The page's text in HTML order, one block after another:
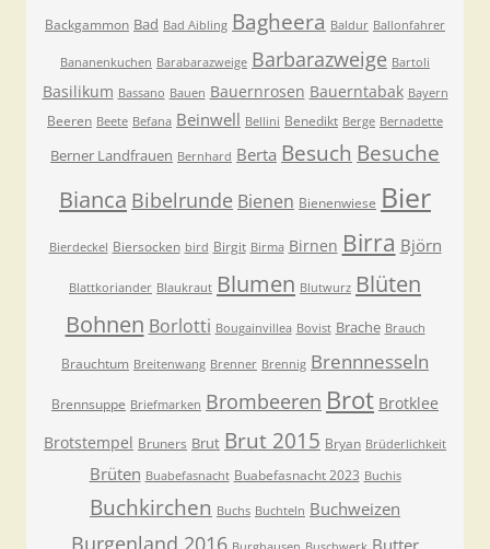
Backgammon Bad Bad Aibling Bagheera Baldur Ballonfahrer
Bananenkuchen Barabarazweige Barbarazweige Bartoli
Basilikum Bassano Bauen Bauernrosen Bauerntabak Bayern
Beeren Beete Befana Beinwell Bellini Benedikt Berge Bernadette
Berner Landfrauen Bernhard Berta Besuch Besuche
Bianca Bibelrunde Bienen Bienenwiese Bier
Bierdeckel Biersocken bird Birgit Birma Birnen Birra Björn
Blattkoriander Blaukraut Blumen Blutwurz Blüten
Bohnen Borlotti Bougainvillea Bovist Brache Brauch
Brauchtum Breitenwang Brenner Brennig Brennnesseln
Brennsuppe Briefmarken Brombeeren Brot Brotklee
Brotstempel Bruners Brut Brut 2015 Bryan Brüderlichkeit
Brüten Buabefasnacht Buabefasnacht 2023 Buchis
Buchkirchen Buchs Buchteln Buchweizen